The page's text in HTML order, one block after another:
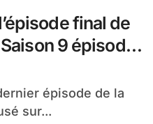
final de
9 épisode
sur...